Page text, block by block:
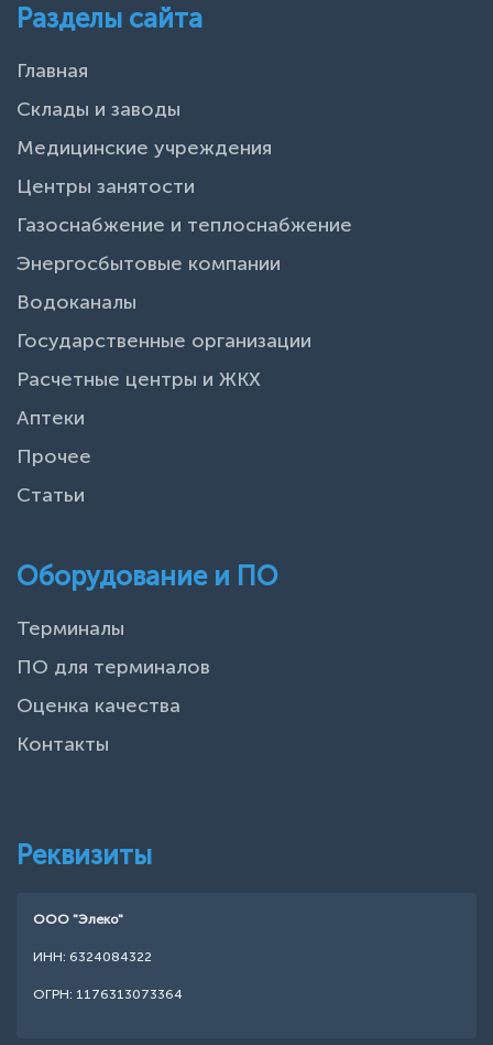
Разделы сайта
Главная
Склады и заводы
Медицинские учреждения
Центры занятости
Газоснабжение и теплоснабжение
Энергосбытовые компании
Водоканалы
Государственные организации
Расчетные центры и ЖКХ
Аптеки
Прочее
Статьи
Оборудование и ПО
Терминалы
ПО для терминалов
Оценка качества
Контакты
Реквизиты
ООО "Элеко"
ИНН: 6324084322
ОГРН: 1176313073364